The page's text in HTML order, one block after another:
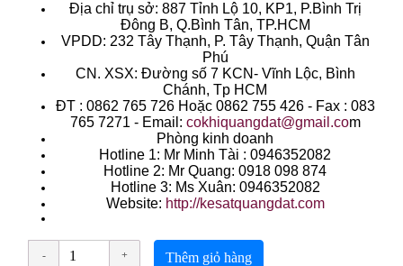
Địa chỉ trụ sở: 887 Tỉnh Lộ 10, KP1, P.Bình Trị
Đông B, Q.Bình Tân, TP.HCM
VPDD: 232 Tây Thạnh, P. Tây Thạnh, Quận Tân
Phú
CN. XSX: Đường số 7 KCN- Vĩnh Lộc, Bình
Chánh, Tp HCM
ÐT : 0862 765 726 Hoặc 0862 755 426 - Fax : 083
765 7271 - Email: cokhiquangdat@gmail.com
Phòng kinh doanh
Hotline 1: Mr Minh Tài : 0946352082
Hotline 2: Mr Quang: 0918 098 874
Hotline 3: Ms Xuân: 0946352082
Website: http://kesatquangdat.com
Thêm giỏ hàng